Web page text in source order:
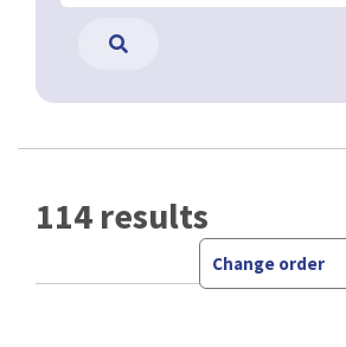
114 results
Change order